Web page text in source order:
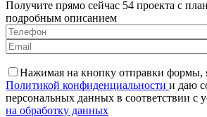
Получите прямо сейчас 54 проекта с
подробным описанием
Нажимая на кнопку отправки формы,
Политикой конфиденциальности и даю
персональных данных в соответствии с
на обработку данных